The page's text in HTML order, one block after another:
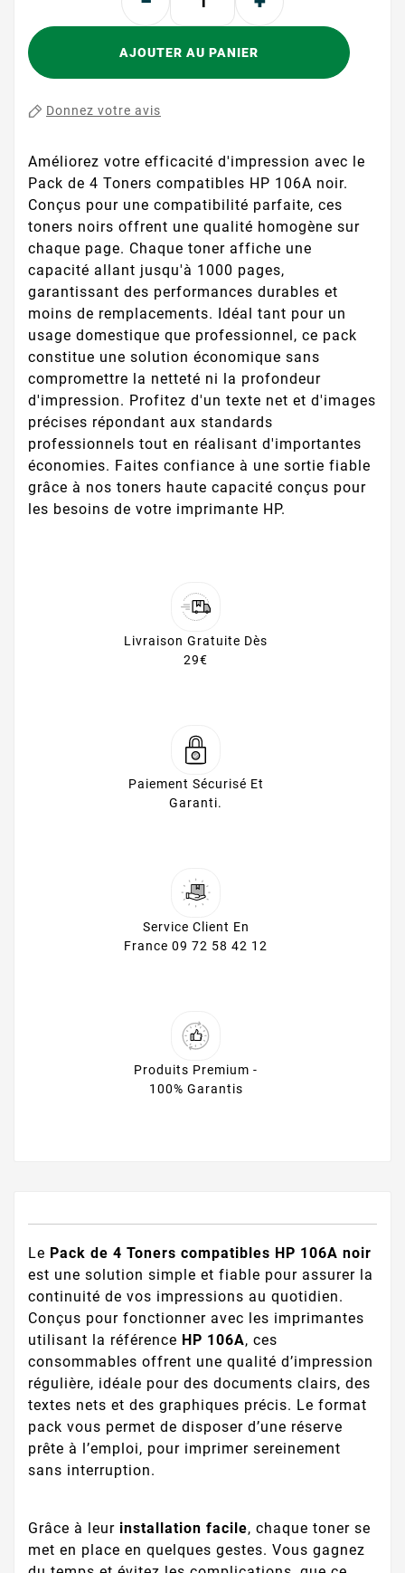
AJOUTER AU PANIER
Donnez votre avis
Améliorez votre efficacité d'impression avec le
Pack de 4 Toners compatibles HP 106A noir.
Conçus pour une compatibilité parfaite, ces
toners noirs offrent une qualité homogène sur
chaque page. Chaque toner affiche une
capacité allant jusqu'à 1000 pages,
garantissant des performances durables et
moins de remplacements. Idéal tant pour un
usage domestique que professionnel, ce pack
constitue une solution économique sans
compromettre la netteté ni la profondeur
d'impression. Profitez d'un texte net et d'images
précises répondant aux standards
professionnels tout en réalisant d'importantes
économies. Faites confiance à une sortie fiable
grâce à nos toners haute capacité conçus pour
les besoins de votre imprimante HP.
Livraison Gratuite Dès
29€
Paiement Sécurisé Et
Garanti.
Service Client En
France 09 72 58 42 12
Produits Premium -
100% Garantis
Le Pack de 4 Toners compatibles HP 106A noir
est une solution simple et fiable pour assurer la
continuité de vos impressions au quotidien.
Conçus pour fonctionner avec les imprimantes
utilisant la référence HP 106A, ces
consommables offrent une qualité d’impression
régulière, idéale pour des documents clairs, des
textes nets et des graphiques précis. Le format
pack vous permet de disposer d’une réserve
prête à l’emploi, pour imprimer sereinement
sans interruption.
Grâce à leur installation facile, chaque toner se
met en place en quelques gestes. Vous gagnez